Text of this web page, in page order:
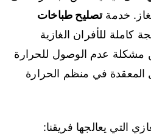
خدمةتصليح طباخات
كاملة للأفران الغازية
مشكلة عدم الوصول للحرارة
المعقدة في منظم الحرارة
التي يعالجها فريقنا: